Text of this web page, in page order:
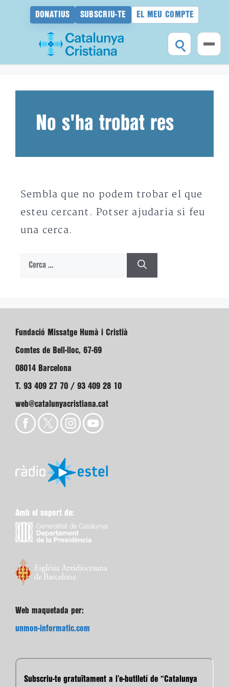
DONATIUS SUBSCRIU-TE EL MEU COMPTE
No s'ha trobat res
Sembla que no podem trobar el que
esteu cercant. Potser ajudaria si feu
una cerca.
Cerca:
Fundació Missatge Humà i Cristià
Comtes de Bell-lloc, 67-69
08014 Barcelona
T. 93 409 27 70 / 93 409 28 10
web@catalunyacristiana.cat
Amb el suport de:
Web maquetada per:
unmon-informatic.com
Subscriu-te gratuïtament a l’e-butlletí de “Catalunya